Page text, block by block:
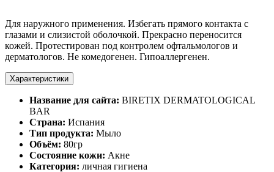
Для наружного применения. Избегать прямого контакта с
глазами и слизистой оболочкой. Прекрасно переносится
кожей. Протестирован под контролем офтальмологов и
дерматологов. Не комедогенен. Гипоаллергенен.
Характеристики
Название для сайта: BIRETIX DERMATOLOGICAL
BAR
Страна: Испания
Тип продукта: Мыло
Объём: 80гр
Состояние кожи: Акне
Категория: личная гигиена